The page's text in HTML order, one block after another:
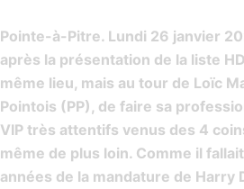
Pointe-à-Pitre. Lundi 26 janvier
après la présentation de la liste
même lieu, mais au tour de Loïc
Pointois (PP), de faire sa
VIP très attentifs venus des 4
même de plus loin. Comme il
années de la mandature de Harry